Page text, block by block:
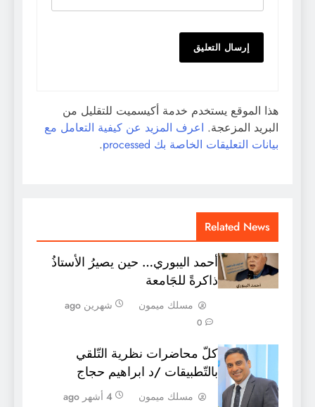
هذا الموقع يستخدم خدمة أكيسميت للتقليل من
البريد المزعجة. اعرف المزيد عن كيفية التعامل مع
بيانات التعليقات الخاصة بك processed
.
Related News
أحمد اليبوري… حين يصيرُ الأستاذُ
ذاكرةً للجَامعة
مسلك ميمون شهرين ago
0
كلّ محاضرات نظرية التّلقي
بالتّطبيقات /د ابراهيم حجاج
مسلك ميمون 4 أشهر ago